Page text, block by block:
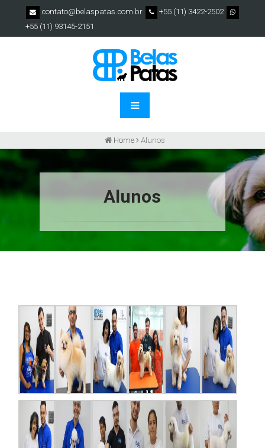
contato@belaspatas.com.br
+55 (11) 3422-2502
+55 (11) 93145-2151
Home Alunos
Alunos